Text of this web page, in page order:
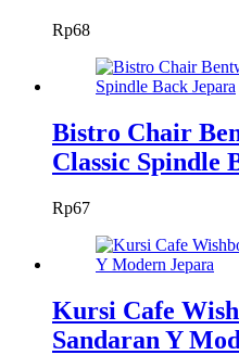
Rp68
Bistro Chair
Classic Spindle
Rp67
Kursi Cafe
Sandaran Y